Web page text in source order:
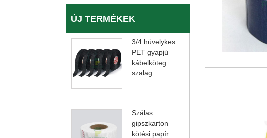
ÚJ TERMÉKEK
3/4 hüvelykes
PET gyapjú
kábelköteg
szalag
Szálas
gipszkarton
kötési papír